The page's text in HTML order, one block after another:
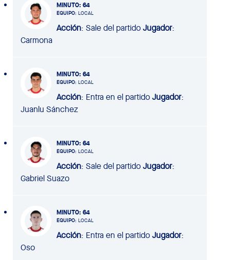
MINUTO: 64
EQUIPO: LOCAL
Acción: Sale del partidoJugador:
Carmona
MINUTO: 64
EQUIPO: LOCAL
Acción: Entra en el partidoJugador:
Juanlu Sánchez
MINUTO: 64
EQUIPO: LOCAL
Acción: Sale del partidoJugador:
Gabriel Suazo
MINUTO: 64
EQUIPO: LOCAL
Acción: Entra en el partidoJugador:
Oso